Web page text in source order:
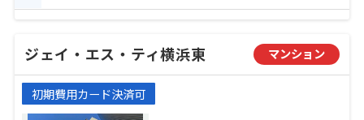
ジェイ・エス・ティ横浜東 マンション
初期費用カード決済可